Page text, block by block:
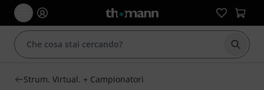
Strum. Virtual. + Campionatori